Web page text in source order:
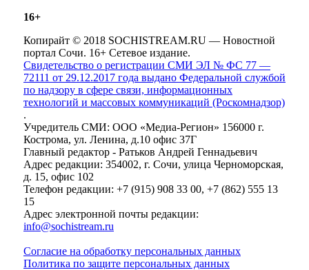
16+
Копирайт © 2018 SOCHISTREAM.RU — Новостной
портал Сочи. 16+ Сетевое издание.
Свидетельство о регистрации СМИ ЭЛ № ФС 77 —
72111 от 29.12.2017 года выдано Федеральной службой
по надзору в сфере связи, информационных
технологий и массовых коммуникаций (Роскомнадзор)
.
Учредитель СМИ: ООО «Медиа-Регион» 156000 г.
Кострома, ул. Ленина, д.10 офис 37Г
Главный редактор - Ратьков Андрей Геннадьевич
Адрес редакции: 354002, г. Сочи, улица Черноморская,
д. 15, офис 102
Телефон редакции: +7 (915) 908 33 00, +7 (862) 555 13
15
Адрес электронной почты редакции:
info@sochistream.ru
Согласие на обработку персональных данных
Политика по защите персональных данных